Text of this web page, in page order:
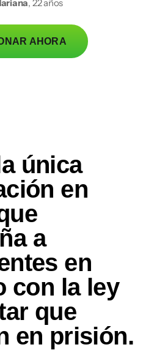
, 22 años
AHORA
única
en
a
en
con la ley
que
en prisión.